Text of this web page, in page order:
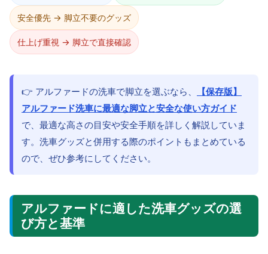
安全優先 → 脚立不要のグッズ
仕上げ重視 → 脚立で直接確認
👉 アルファードの洗車で脚立を選ぶなら、
【保存版】
アルファード洗車に最適な脚立と安全な使い方ガイド
で、最適な高さの目安や安全手順を詳しく解説していま
す。洗車グッズと併用する際のポイントもまとめている
ので、ぜひ参考にしてください。
アルファードに適した洗車グッズの選
び方と基準